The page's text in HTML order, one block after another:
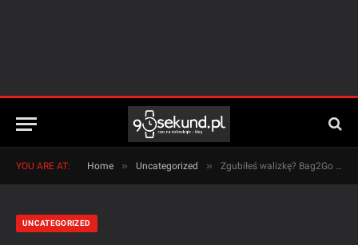
YOU ARE AT: Home » Uncategorized » Zgubiłeś walizkę? Bag2Go ją znajdzie!
UNCATEGORIZED